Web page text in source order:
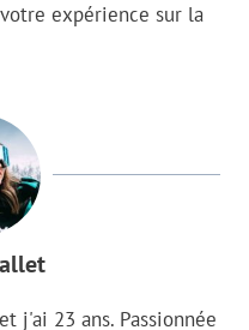
expérience sur la
j'ai 23 ans. Passionnée